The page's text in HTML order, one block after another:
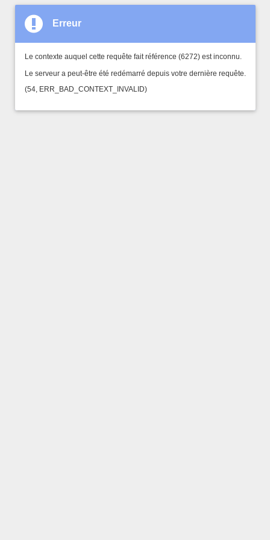
Erreur
Le contexte auquel cette requête fait référence (6272) est inconnu.
Le serveur a peut-être été redémarré depuis votre dernière requête.
(54, ERR_BAD_CONTEXT_INVALID)